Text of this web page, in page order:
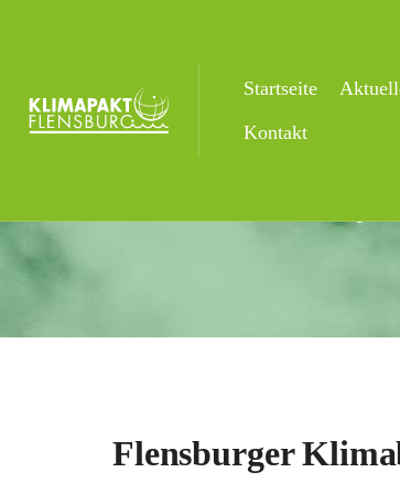
Startseite
Kontakt
Flensburger
Flensburger